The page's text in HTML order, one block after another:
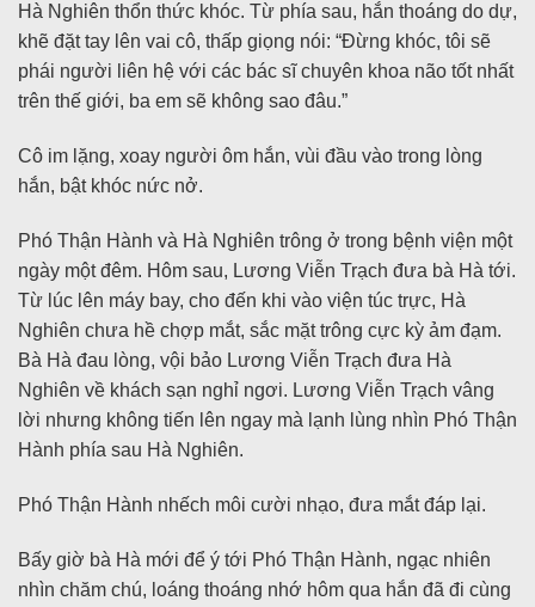
Hà Nghiên thổn thức khóc. Từ phía sau, hắn thoáng do dự,
khẽ đặt tay lên vai cô, thấp giọng nói: “Đừng khóc, tôi sẽ
phái người liên hệ với các bác sĩ chuyên khoa não tốt nhất
trên thế giới, ba em sẽ không sao đâu.”
Cô im lặng, xoay người ôm hắn, vùi đầu vào trong lòng
hắn, bật khóc nức nở.
Phó Thận Hành và Hà Nghiên trông ở trong bệnh viện một
ngày một đêm. Hôm sau, Lương Viễn Trạch đưa bà Hà tới.
Từ lúc lên máy bay, cho đến khi vào viện túc trực, Hà
Nghiên chưa hề chợp mắt, sắc mặt trông cực kỳ ảm đạm.
Bà Hà đau lòng, vội bảo Lương Viễn Trạch đưa Hà
Nghiên về khách sạn nghỉ ngơi. Lương Viễn Trạch vâng
lời nhưng không tiến lên ngay mà lạnh lùng nhìn Phó Thận
Hành phía sau Hà Nghiên.
Phó Thận Hành nhếch môi cười nhạo, đưa mắt đáp lại.
Bấy giờ bà Hà mới để ý tới Phó Thận Hành, ngạc nhiên
nhìn chăm chú, loáng thoáng nhớ hôm qua hắn đã đi cùng